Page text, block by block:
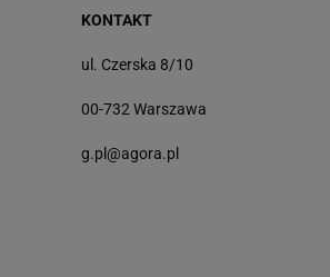
KONTAKT
ul. Czerska 8/10
00-732 Warszawa
g.pl@agora.pl